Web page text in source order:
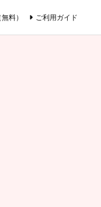
料） ご利用ガイド